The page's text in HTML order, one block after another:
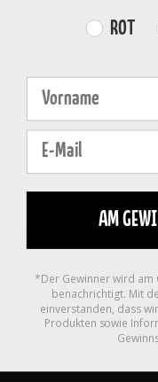
Eigenschaften
Produktinformation
Wir sind unglaublich stolz darauf,
Farvevalg
ROT
Fornavn
E-mail
AM
*Der Gewinner wird am
benachrichtigt. Mit
einverstanden, dass
Produkten sowie